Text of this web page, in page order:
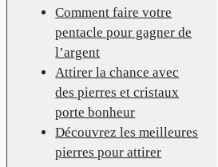
Comment faire votre
pentacle pour gagner de
l’argent
Attirer la chance avec
des pierres et cristaux
porte bonheur
Découvrez les meilleures
pierres pour attirer